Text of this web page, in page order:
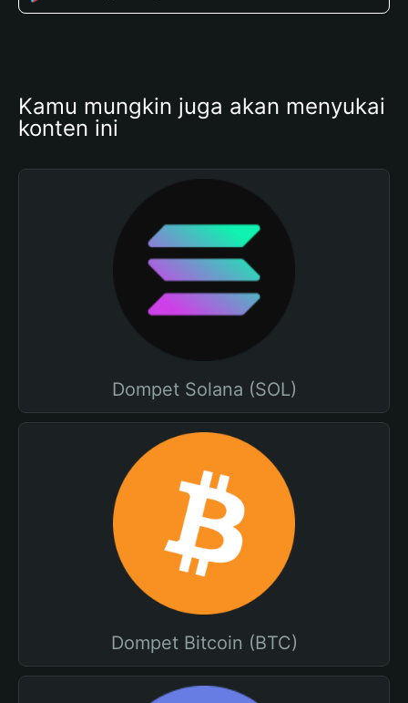
Kamu mungkin juga akan menyukai
konten ini
Dompet Solana (SOL)
Dompet Bitcoin (BTC)